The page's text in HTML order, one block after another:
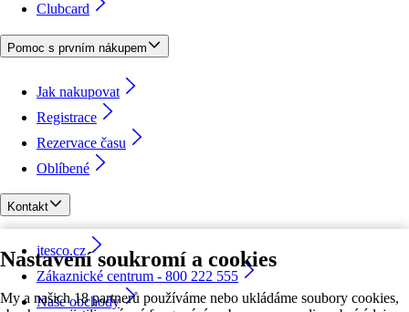
Nastavení soukromí a cookies
My a našich 18 partnerů používáme nebo ukládáme soubory cookies,
Clubcard
Pomoc s prvním nákupem
Jak nakupovat
Registrace
Rezervace času
Oblíbené
Kontakt
itesco.cz
Zákaznické centrum - 800 222 555
Naše obchody